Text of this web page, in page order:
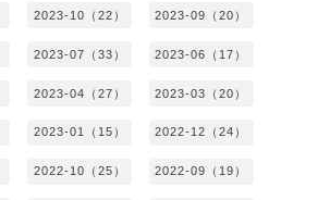
2023-10（22） 2023-09（20）
2023-07（33） 2023-06（17）
2023-04（27） 2023-03（20）
2023-01（15） 2022-12（24）
2022-10（25） 2022-09（19）